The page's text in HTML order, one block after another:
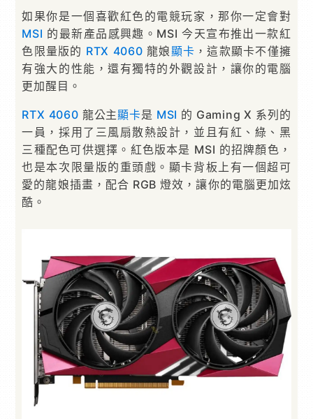
如果你是一個喜歡紅色的電競玩家，那你一定會對
MSI 的最新產品感興趣。MSI 今天宣布推出一款紅
色限量版的 RTX 4060 龍娘顯卡 ，這款顯卡不僅擁
有強大的性能，還有獨特的外觀設計，讓你的電腦
更加醒目。
RTX 4060 龍公主顯卡是 MSI 的 Gaming X 系列的
一員，採用了三風扇散熱設計，並且有紅、綠、黑
三種配色可供選擇。紅色版本是 MSI 的招牌顏色，
也是本次限量版的重頭戲。顯卡背板上有一個超可
愛的龍娘插畫，配合 RGB 燈效，讓你的電腦更加炫
酷。